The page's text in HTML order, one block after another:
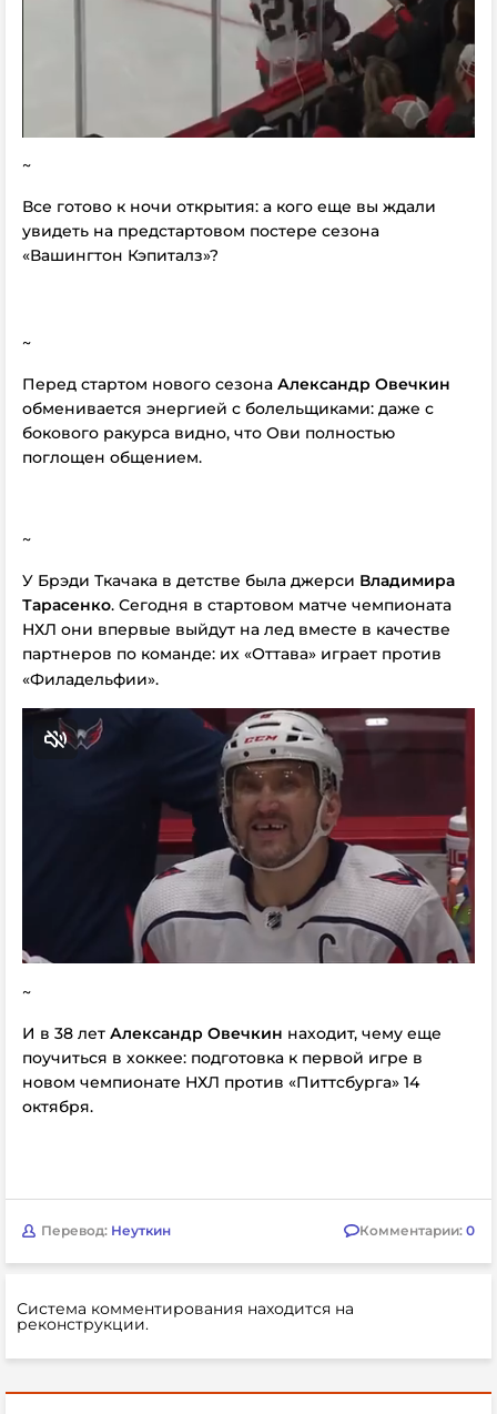
~
Все готово к ночи открытия: а кого еще вы ждали
увидеть на предстартовом постере сезона
«Вашингтон Кэпиталз»?
~
Перед стартом нового сезона Александр Овечкин
обменивается энергией с болельщиками: даже с
бокового ракурса видно, что Ови полностью
поглощен общением.
~
У Брэди Ткачака в детстве была джерси Владимира
Тарасенко. Сегодня в стартовом матче чемпионата
НХЛ они впервые выйдут на лед вместе в качестве
партнеров по команде: их «Оттава» играет против
«Филадельфии».
~
И в 38 лет Александр Овечкин находит, чему еще
поучиться в хоккее: подготовка к первой игре в
новом чемпионате НХЛ против «Питтсбурга» 14
октября.
Перевод: Неуткин Комментарии: 0
Система комментирования находится на
реконструкции.